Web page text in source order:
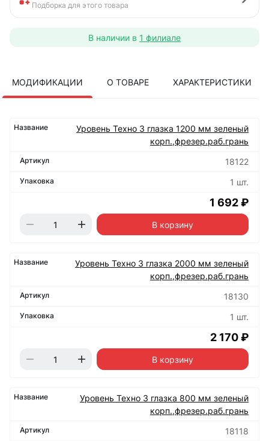
Подборка для этого товара
В наличии в 1 филиале
МОДИФИКАЦИИ О ТОВАРЕ ХАРАКТЕРИСТИКИ
Уровень Техно 3 глазка 1200 мм зеленый
корп.,фрезер.раб.грань
18122
1 шт.
1 692 ₽
В корзину
Уровень Техно 3 глазка 2000 мм зеленый
корп.,фрезер.раб.грань
18130
1 шт.
2 170 ₽
В корзину
Уровень Техно 3 глазка 800 мм зеленый
корп.,фрезер.раб.грань
18118